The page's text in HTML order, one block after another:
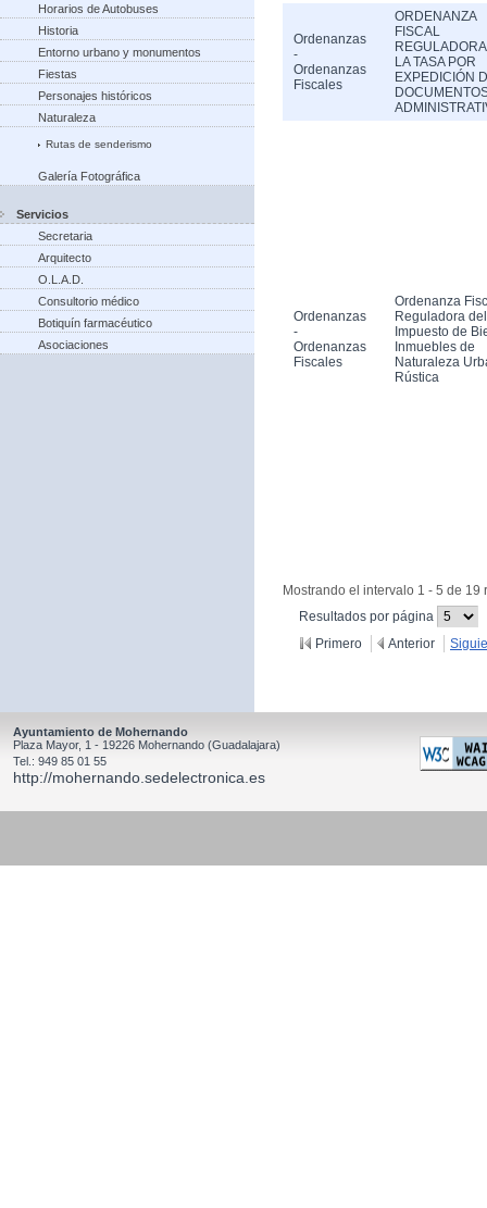
Horarios de Autobuses
Historia
Entorno urbano y monumentos
Fiestas
Personajes históricos
Naturaleza
Rutas de senderismo
Galería Fotográfica
Servicios
Secretaria
Arquitecto
O.L.A.D.
Consultorio médico
Botiquín farmacéutico
Asociaciones
Ordenanzas
-
Ordenanzas
Fiscales
ORDENANZA
FISCAL
LA TASA POR
EXPEDICIÓN
Ordenanzas
-
Ordenanzas
Fiscales
Ordenanza
Reguladora del
Impuesto de
Inmuebles de
Naturaleza
Rústica
Mostrando el intervalo 1 - 5 de 19
Resultados por página
Primero
Anterior
Ayuntamiento de Mohernando
Plaza Mayor, 1 - 19226 Mohernando (Guadalajara)
Tel.: 949 85 01 55
http://mohernando.sedelectronica.es